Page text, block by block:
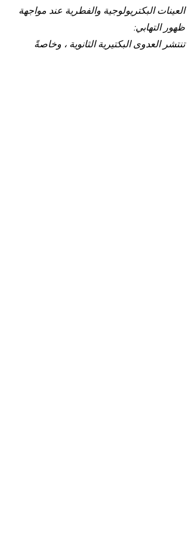
العينات البكتريولوجية والفطرية عند مواجهة
ظهور التهابي:
تنتشر العدوى البكتيرية الثانوية ، وخاصةً